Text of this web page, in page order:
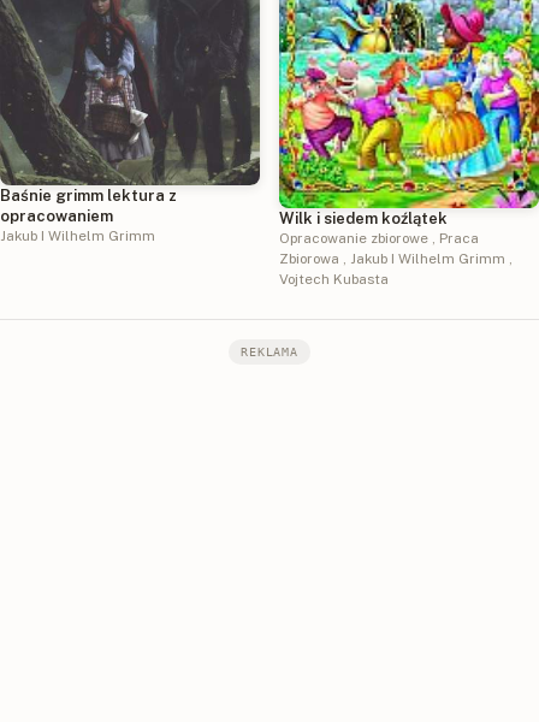
Baśnie grimm lektura z
opracowaniem
Jakub I Wilhelm Grimm
Wilk i siedem koźlątek
Opracowanie zbiorowe
Praca
Zbiorowa
Jakub I Wilhelm Grimm
Vojtech Kubasta
REKLAMA